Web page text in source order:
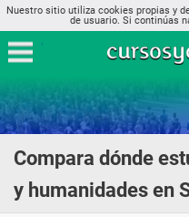
Nuestro sitio utiliza cookies propias y
de usuario. Si continúas
Compara dónde
y humanidades en